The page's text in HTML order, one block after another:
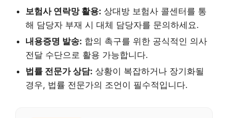
보험사 연락망 활용: 상대방 보험사 콜센터를 통
해 담당자 부재 시 대체 담당자를 문의하세요.
내용증명 발송: 합의 촉구를 위한 공식적인 의사
전달 수단으로 활용 가능합니다.
법률 전문가 상담: 상황이 복잡하거나 장기화될
경우, 법률 전문가의 조언이 필수적입니다.